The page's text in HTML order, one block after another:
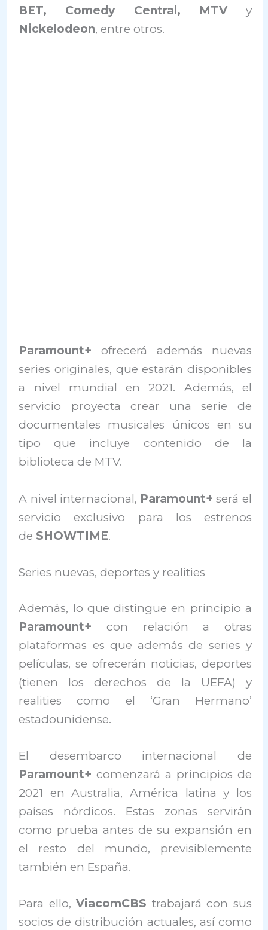
BET, Comedy Central, MTVy
Nickelodeon, entre otros.
Paramount+ ofrecerá además nuevas
series originales, que estarán disponibles
a nivel mundial en 2021. Además, el
servicio proyecta crear una serie de
documentales musicales únicos en su
tipo que incluye contenido de la
biblioteca de MTV.
A nivel internacional, Paramount+ será el
servicio exclusivo para los estrenos
de SHOWTIME.
Series nuevas, deportes y realities
Además, lo que distingue en principio a
Paramount+ con relación a otras
plataformas es que además de series y
películas, se ofrecerán noticias, deportes
(tienen los derechos de la UEFA) y
realities como el ‘Gran Hermano’
estadounidense.
El desembarco internacional de
Paramount+ comenzará a principios de
2021 en Australia, América latina y los
países nórdicos. Estas zonas servirán
como prueba antes de su expansión en
el resto del mundo, previsiblemente
también en España.
Para ello,ViacomCBS trabajará con sus
socios de distribución actuales, así como